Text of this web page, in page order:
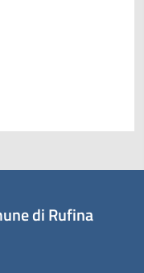
di Rufina